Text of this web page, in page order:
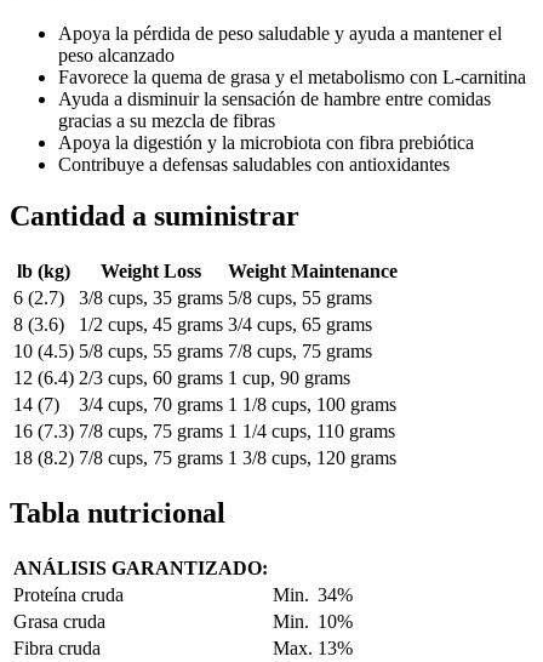
Apoya la pérdida de peso saludable y ayuda a mantener el
peso alcanzado
Favorece la quema de grasa y el metabolismo con L-carnitina
Ayuda a disminuir la sensación de hambre entre comidas
gracias a su mezcla de fibras
Apoya la digestión y la microbiota con fibra prebiótica
Contribuye a defensas saludables con antioxidantes
Cantidad a suministrar
lb (kg) Weight Loss
Weight Maintenance
6 (2.7)
3/8 cups, 35 grams 5/8 cups, 55 grams
8 (3.6)
1/2 cups, 45 grams 3/4 cups, 65 grams
10 (4.5) 5/8 cups, 55 grams 7/8 cups, 75 grams
12 (6.4) 2/3 cups, 60 grams 1 cup, 90 grams
14 (7)
3/4 cups, 70 grams 1 1/8 cups, 100 grams
16 (7.3) 7/8 cups, 75 grams 1 1/4 cups, 110 grams
18 (8.2) 7/8 cups, 75 grams 1 3/8 cups, 120 grams
Tabla nutricional
ANÁLISIS GARANTIZADO:
Proteína cruda
Min. 34%
Grasa cruda
Min. 10%
Fibra cruda
Max. 13%